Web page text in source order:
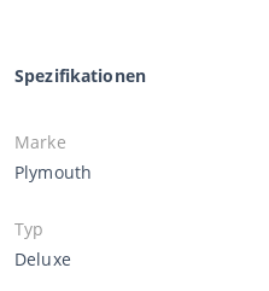
Spezifikationen
Marke
Plymouth
Typ
Deluxe